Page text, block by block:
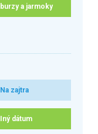
burzy a jarmoky
Na zajtra
Iný dátum